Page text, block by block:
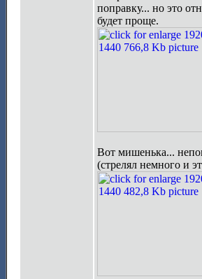
поправку... но это
будет проще.
Вот мишенька...
(стрелял немного и